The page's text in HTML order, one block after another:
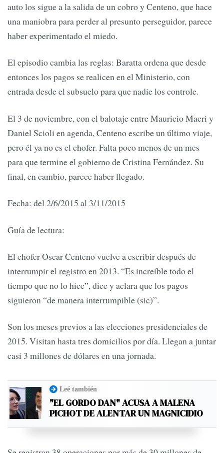
auto los sigue a la salida de un cobro y Centeno, que hace
una maniobra para perder al presunto perseguidor, parece
haber experimentado el miedo.
El episodio cambia las reglas: Baratta ordena que desde
entonces los pagos se realicen en el Ministerio, con
entrada desde el subsuelo para que nadie los controle.
El 3 de noviembre, con el balotaje entre Mauricio Macri y
Daniel Scioli en agenda, Centeno escribe un último viaje,
pero él ya no es el chofer. Falta poco menos de un mes
para que termine el gobierno de Cristina Fernández. Su
final, en cambio, parece haber llegado.
Fecha: del 2/6/2015 al 3/11/2015
Guía de lectura:
El chofer Oscar Centeno vuelve a escribir después de
interrumpir el registro en 2013. “Es increíble todo el
tiempo que no lo hice”, dice y aclara que los pagos
siguieron “de manera interrumpible (sic)”.
Son los meses previos a las elecciones presidenciales de
2015. Visitan hasta tres domicilios por día. Llegan a juntar
casi 3 millones de dólares en una jornada.
Leé también
"EL GORDO DAN" ACUSA A MALENA
PICHOT DE ALENTAR UN MAGNICIDIO